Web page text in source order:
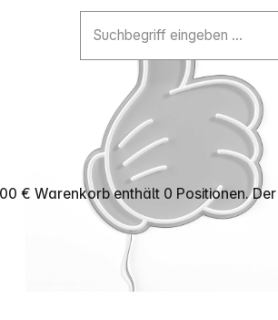
€ Warenkorb enthält 0 Positionen.